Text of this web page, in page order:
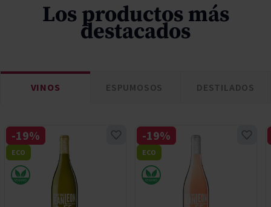
Los productos más
destacados
VINOS ESPUMOSOS DESTILADOS
-19%
ECO
-19%
ECO